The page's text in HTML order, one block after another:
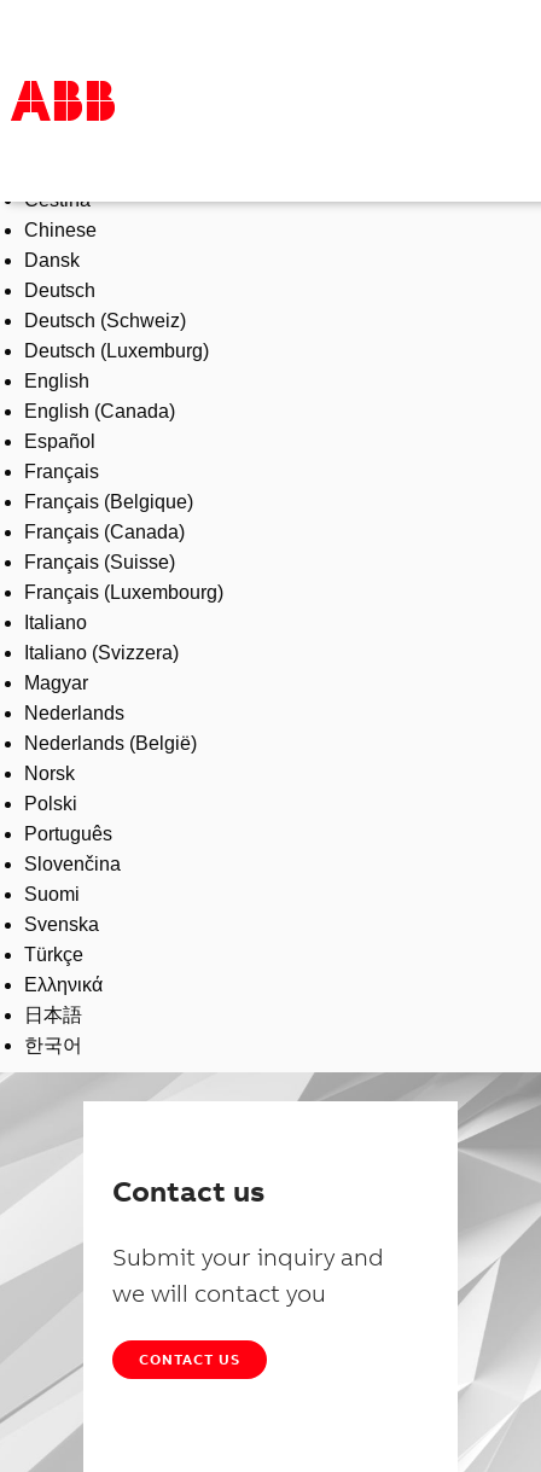
Products & Solutions
Industries
Services
About us
Where to buy
Contact us
Careers
Čeština
Chinese
Dansk
Deutsch
Deutsch (Schweiz)
Deutsch (Luxemburg)
English
English (Canada)
Español
Français
Français (Belgique)
Français (Canada)
Français (Suisse)
Français (Luxembourg)
Italiano
Italiano (Svizzera)
Magyar
Nederlands
Nederlands (België)
Norsk
Polski
Português
Slovenčina
Suomi
Svenska
Türkçe
Ελληνικά
日本語
한국어
Contact us
Submit your inquiry and
we will contact you
CONTACT US